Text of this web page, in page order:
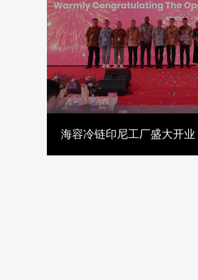
海容冷链印尼工厂盛大开